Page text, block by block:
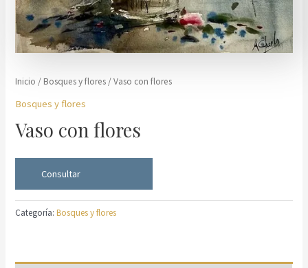
Inicio / Bosques y flores / Vaso con flores
Bosques y flores
Vaso con flores
Consultar
Categoría:Bosques y flores